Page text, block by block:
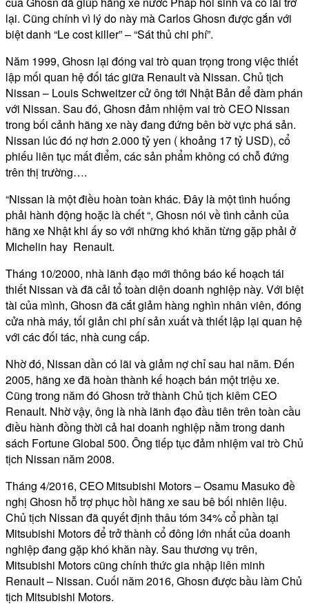
lại. Cũng chính vì lý do này mà Carlos Ghosn được gắn với
biệt danh “Le cost killer” – “Sát thủ chi phí”.
Năm 1999, Ghosn lại đóng vai trò quan trọng trong việc thiết
lập mối quan hệ đối tác giữa Renault và Nissan. Chủ tịch
Nissan – Louis Schweitzer cử ông tới Nhật Bản để đàm phán
với Nissan. Sau đó, Ghosn đảm nhiệm vai trò CEO Nissan
trong bối cảnh hãng xe này đang đứng bên bờ vực phá sản.
Nissan lúc đó nợ hơn 2.000 tỷ yen ( khoảng 17 tỷ USD), cổ
phiếu liên tục mất điểm, các sản phẩm không có chỗ đứng
trên thị trường….
“Nissan là một điều hoàn toàn khác. Đây là một tình huống
phải hành động hoặc là chết “, Ghosn nói về tình cảnh của
hãng xe Nhật khi ấy so với những khó khăn từng gặp phải ở
Michelin hay Renault.
Tháng 10/2000, nhà lãnh đạo mới thông báo kế hoạch tái
thiết Nissan và đã cải tổ toàn diện doanh nghiệp này. Với biệt
tài của mình, Ghosn đã cắt giảm hàng nghìn nhân viên, đóng
cửa nhà máy, tối giản chi phí sản xuất và thiết lập lại quan hệ
với các đối tác, nhà cung cấp.
Nhờ đó, Nissan dần có lãi và giảm nợ chỉ sau hai năm. Đến
2005, hãng xe đã hoàn thành kế hoạch bán một triệu xe.
Cũng trong năm đó Ghosn trở thành Chủ tịch kiêm CEO
Renault. Nhờ vậy, ông là nhà lãnh đạo đầu tiên trên toàn cầu
điều hành đồng thời cả hai doanh nghiệp nằm trong danh
sách Fortune Global 500. Ông tiếp tục đảm nhiệm vai trò Chủ
tịch Nissan năm 2008.
Tháng 4/2016, CEO Mitsubishi Motors – Osamu Masuko đề
nghị Ghosn hỗ trợ phục hồi hãng xe sau bê bối nhiên liệu.
Chủ tịch Nissan đã quyết định thâu tóm 34% cổ phần tại
Mitsubishi Motors để trở thành cổ đông lớn nhất của doanh
nghiệp đang gặp khó khăn này. Sau thương vụ trên,
Mitsubishi Motors cũng chính thức gia nhập liên minh
Renault – Nissan. Cuối năm 2016, Ghosn được bầu làm Chủ
tịch Mitsubishi Motors.